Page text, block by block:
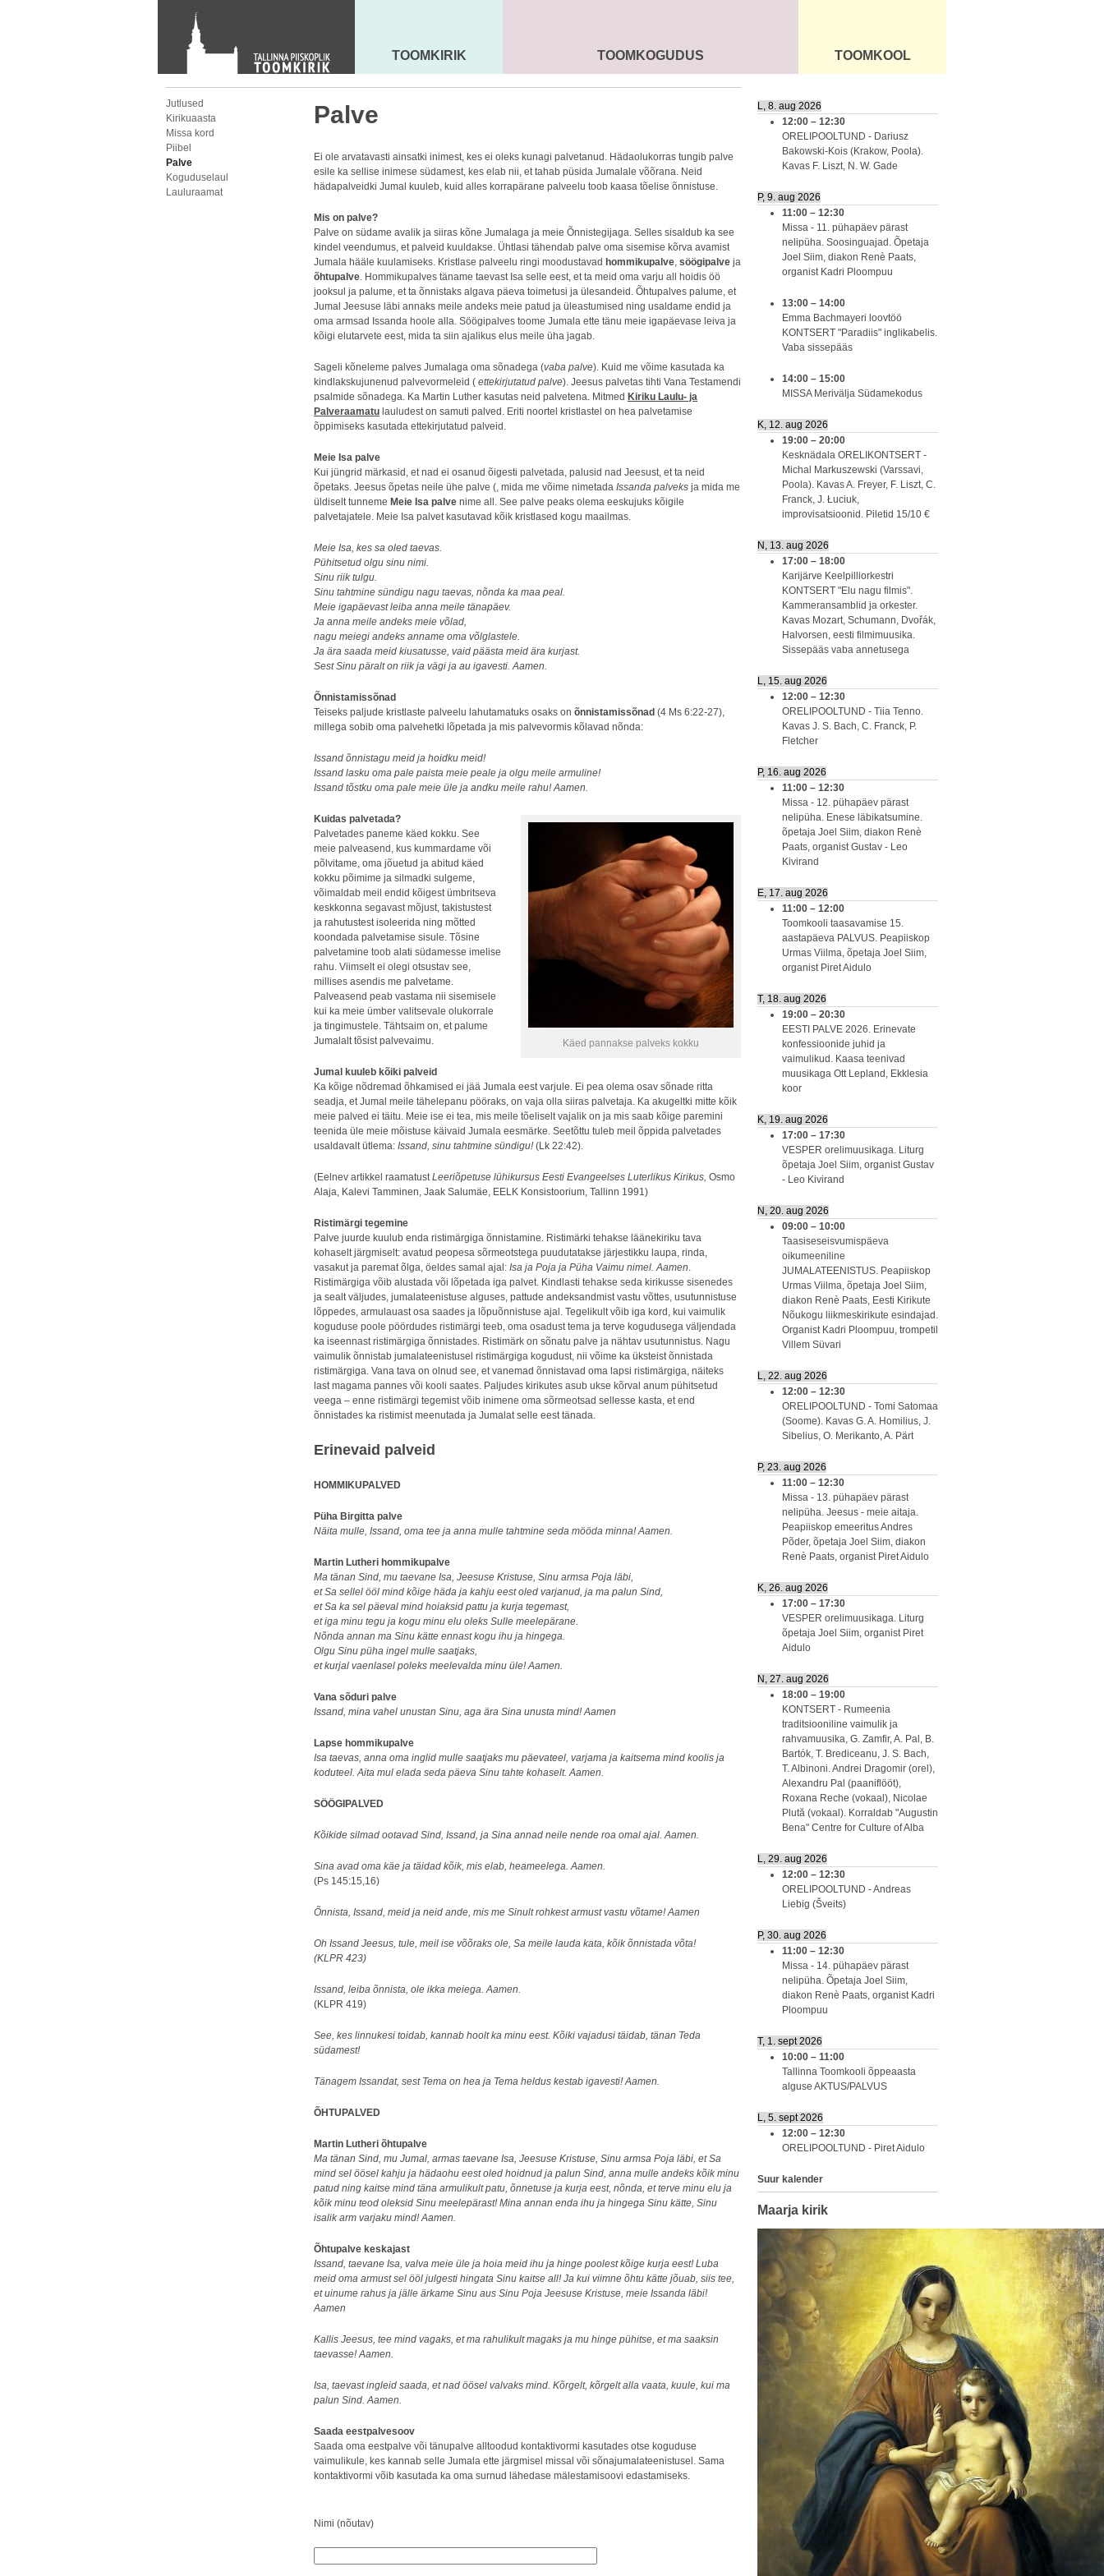
KONTAKT
Toom-Kooli 6, 10130 TALLINN
tallinna.toom@eelk.ee
MAARJA KIRIK
TOOMKIRIK SEENIORID KOGUDUS
TOOMKOGUDUS ÜLDINFO
TOOMKOOL
Jutlused
Kirikuaasta
Missa kord
Piibel
Palve
Koguduselaul
Lauluraamat
Palve
Ei ole arvatavasti ainsatki inimest, kes ei oleks kunagi palvetanud. Hädaolukorras tungib palve
esile ka sellise inimese südamest, kes elab nii, et tahab püsida Jumalale võõrana. Neid
hädapalveidki Jumal kuuleb, kuid alles korrapärane palveelu toob kaasa tõelise õnnistuse.
Mis on palve?
Palve on südame avalik ja siiras kõne Jumalaga ja meie Õnnistegijaga. Selles sisaldub ka see
kindel veendumus, et palveid kuuldakse. Ühtlasi tähendab palve oma sisemise kõrva avamist
Jumala hääle kuulamiseks. Kristlase palveelu ringi moodustavad hommikupalve, söögipalve ja
õhtupalve. Hommikupalves täname taevast Isa selle eest, et ta meid oma varju all hoidis öö
jooksul ja palume, et ta õnnistaks algava päeva toimetusi ja ülesandeid. Õhtupalves palume, et
Jumal Jeesuse läbi annaks meile andeks meie patud ja üleastumised ning usaldame endid ja
oma armsad Issanda hoole alla. Söögipalves toome Jumala ette tänu meie igapäevase leiva ja
kõigi elutarvete eest, mida ta siin ajalikus elus meile üha jagab.
Sageli kõneleme palves Jumalaga oma sõnadega (vaba palve). Kuid me võime kasutada ka
kindlakskujunenud palvevormeleid ( ettekirjutatud palve). Jeesus palvetas tihti Vana Testamendi
psalmide sõnadega. Ka Martin Luther kasutas neid palvetena. Mitmed Kiriku Laulu- ja
Palveraamatu lauludest on samuti palved. Eriti noortel kristlastel on hea palvetamise
õppimiseks kasutada ettekirjutatud palveid.
Meie Isa palve
Kui jüngrid märkasid, et nad ei osanud õigesti palvetada, palusid nad Jeesust, et ta neid
õpetaks. Jeesus õpetas neile ühe palve (, mida me võime nimetada Issanda palveks ja mida me
üldiselt tunneme Meie Isa palve nime all. See palve peaks olema eeskujuks kõigile
palvetajatele. Meie Isa palvet kasutavad kõik kristlased kogu maailmas.
Meie Isa, kes sa oled taevas.
Pühitsetud olgu sinu nimi.
Sinu riik tulgu.
Sinu tahtmine sündigu nagu taevas, nõnda ka maa peal.
Meie igapäevast leiba anna meile tänapäev.
Ja anna meile andeks meie võlad,
nagu meiegi andeks anname oma võlglastele.
Ja ära saada meid kiusatusse, vaid päästa meid ära kurjast.
Sest Sinu päralt on riik ja vägi ja au igavesti. Aamen.
Õnnistamissõnad
Teiseks paljude kristlaste palveelu lahutamatuks osaks on õnnistamissõnad (4 Ms 6:22-27),
millega sobib oma palvehetki lõpetada ja mis palvevormis kõlavad nõnda:
Issand õnnistagu meid ja hoidku meid!
Issand lasku oma pale paista meie peale ja olgu meile armuline!
Issand tõstku oma pale meie üle ja andku meile rahu! Aamen.
Käed pannakse palveks kokku
Kuidas palvetada?
Palvetades paneme käed kokku. See
meie palveasend, kus kummardame või
põlvitame, oma jõuetud ja abitud käed
kokku põimime ja silmadki sulgeme,
võimaldab meil endid kõigest ümbritseva
keskkonna segavast mõjust, takistustest
ja rahutustest isoleerida ning mõtted
koondada palvetamise sisule. Tõsine
palvetamine toob alati südamesse imelise
rahu. Viimselt ei olegi otsustav see,
millises asendis me palvetame.
Palveasend peab vastama nii sisemisele
kui ka meie ümber valitsevale olukorrale
ja tingimustele. Tähtsaim on, et palume
Jumalalt tõsist palvevaimu.
Jumal kuuleb kõiki palveid
Ka kõige nõdremad õhkamised ei jää Jumala eest varjule. Ei pea olema osav sõnade ritta
seadja, et Jumal meile tähelepanu pööraks, on vaja olla siiras palvetaja. Ka akugeltki mitte kõik
meie palved ei täitu. Meie ise ei tea, mis meile tõeliselt vajalik on ja mis saab kõige paremini
teenida üle meie mõistuse käivaid Jumala eesmärke. Seetõttu tuleb meil õppida palvetades
usaldavalt ütlema: Issand, sinu tahtmine sündigu! (Lk 22:42).
(Eelnev artikkel raamatustLeeriõpetuse lühikursus Eesti Evangeelses Luterlikus Kirikus, Osmo
Alaja, Kalevi Tamminen, Jaak Salumäe, EELK Konsistoorium, Tallinn 1991)
Ristimärgi tegemine
Palve juurde kuulub enda ristimärgiga õnnistamine. Ristimärki tehakse läänekiriku tava
kohaselt järgmiselt: avatud peopesa sõrmeotstega puudutatakse järjestikku laupa, rinda,
vasakut ja paremat õlga, öeldes samal ajal: Isa ja Poja ja Püha Vaimu nimel. Aamen.
Ristimärgiga võib alustada või lõpetada iga palvet. Kindlasti tehakse seda kirikusse sisenedes
ja sealt väljudes, jumalateenistuse alguses, pattude andeksandmist vastu võttes, usutunnistuse
lõppedes, armulauast osa saades ja lõpuõnnistuse ajal. Tegelikult võib iga kord, kui vaimulik
koguduse poole pöördudes ristimärgi teeb, oma osadust tema ja terve kogudusega väljendada
ka iseennast ristimärgiga õnnistades. Ristimärk on sõnatu palve ja nähtav usutunnistus. Nagu
vaimulik õnnistab jumalateenistusel ristimärgiga kogudust, nii võime ka üksteist õnnistada
ristimärgiga. Vana tava on olnud see, et vanemad õnnistavad oma lapsi ristimärgiga, näiteks
last magama pannes või kooli saates. Paljudes kirikutes asub ukse kõrval anum pühitsetud
veega – enne ristimärgi tegemist võib inimene oma sõrmeotsad sellesse kasta, et end
õnnistades ka ristimist meenutada ja Jumalat selle eest tänada.
Erinevaid palveid
HOMMIKUPALVED
Püha Birgitta palve
Näita mulle, Issand, oma tee ja anna mulle tahtmine seda mööda minna! Aamen.
Martin Lutheri hommikupalve
Ma tänan Sind, mu taevane Isa, Jeesuse Kristuse, Sinu armsa Poja läbi,
et Sa sellel ööl mind kõige häda ja kahju eest oled varjanud, ja ma palun Sind,
et Sa ka sel päeval mind hoiaksid pattu ja kurja tegemast,
et iga minu tegu ja kogu minu elu oleks Sulle meelepärane.
Nõnda annan ma Sinu kätte ennast kogu ihu ja hingega.
Olgu Sinu püha ingel mulle saatjaks,
et kurjal vaenlasel poleks meelevalda minu üle! Aamen.
Vana sõduri palve
Issand, mina vahel unustan Sinu, aga ära Sina unusta mind! Aamen
Lapse hommikupalve
Isa taevas, anna oma inglid mulle saatjaks mu päevateel, varjama ja kaitsema mind koolis ja
koduteel. Aita mul elada seda päeva Sinu tahte kohaselt. Aamen.
SÖÖGIPALVED
Kõikide silmad ootavad Sind, Issand, ja Sina annad neile nende roa omal ajal. Aamen.
Sina avad oma käe ja täidad kõik, mis elab, heameelega. Aamen.
(Ps 145:15,16)
Õnnista, Issand, meid ja neid ande, mis me Sinult rohkest armust vastu võtame! Aamen
Oh Issand Jeesus, tule, meil ise võõraks ole, Sa meile lauda kata, kõik õnnistada võta!
(KLPR 423)
Issand, leiba õnnista, ole ikka meiega. Aamen.
(KLPR 419)
See, kes linnukesi toidab, kannab hoolt ka minu eest. Kõiki vajadusi täidab, tänan Teda
südamest!
Tänagem Issandat, sest Tema on hea ja Tema heldus kestab igavesti! Aamen.
ÕHTUPALVED
Martin Lutheri õhtupalve
Ma tänan Sind, mu Jumal, armas taevane Isa, Jeesuse Kristuse, Sinu armsa Poja läbi, et Sa
mind sel öösel kahju ja hädaohu eest oled hoidnud ja palun Sind, anna mulle andeks kõik minu
patud ning kaitse mind täna armulikult patu, õnnetuse ja kurja eest, nõnda, et terve minu elu ja
kõik minu teod oleksid Sinu meelepärast! Mina annan enda ihu ja hingega Sinu kätte, Sinu
isalik arm varjaku mind! Aamen.
Õhtupalve keskajast
Issand, taevane Isa, valva meie üle ja hoia meid ihu ja hinge poolest kõige kurja eest! Luba
meid oma armust sel ööl julgesti hingata Sinu kaitse all! Ja kui viimne õhtu kätte jõuab, siis tee,
et uinume rahus ja jälle ärkame Sinu aus Sinu Poja Jeesuse Kristuse, meie Issanda läbi!
Aamen
Kallis Jeesus, tee mind vagaks, et ma rahulikult magaks ja mu hinge pühitse, et ma saaksin
taevasse! Aamen.
Isa, taevast ingleid saada, et nad öösel valvaks mind. Kõrgelt, kõrgelt alla vaata, kuule, kui ma
palun Sind. Aamen.
Saada eestpalvesoov
Saada oma eestpalve või tänupalve alltoodud kontaktivormi kasutades otse koguduse
vaimulikule, kes kannab selle Jumala ette järgmisel missal või sõnajumalateenistusel. Sama
kontaktivormi võib kasutada ka oma surnud lähedase mälestamisoovi edastamiseks.
Nimi (nõutav)
L, 8. aug 2026
12:00 – 12:30
ORELIPOOLTUND - Dariusz
Bakowski-Kois (Krakow, Poola).
Kavas F. Liszt, N. W. Gade
P, 9. aug 2026
11:00 – 12:30
Missa - 11. pühapäev pärast
nelipüha. Soosinguajad. Õpetaja
Joel Siim, diakon Renè Paats,
organist Kadri Ploompuu
13:00 – 14:00
Emma Bachmayeri loovtöö
KONTSERT "Paradiis" inglikabelis.
Vaba sissepääs
14:00 – 15:00
MISSA Merivälja Südamekodus
K, 12. aug 2026
19:00 – 20:00
Kesknädala ORELIKONTSERT -
Michal Markuszewski (Varssavi,
Poola). Kavas A. Freyer, F. Liszt, C.
Franck, J. Łuciuk,
improvisatsioonid. Piletid 15/10 €
N, 13. aug 2026
17:00 – 18:00
Karijärve Keelpilliorkestri
KONTSERT "Elu nagu filmis".
Kammeransamblid ja orkester.
Kavas Mozart, Schumann, Dvořák,
Halvorsen, eesti filmimuusika.
Sissepääs vaba annetusega
L, 15. aug 2026
12:00 – 12:30
ORELIPOOLTUND - Tiia Tenno.
Kavas J. S. Bach, C. Franck, P.
Fletcher
P, 16. aug 2026
11:00 – 12:30
Missa - 12. pühapäev pärast
nelipüha. Enese läbikatsumine.
õpetaja Joel Siim, diakon Renè
Paats, organist Gustav - Leo
Kivirand
E, 17. aug 2026
11:00 – 12:00
Toomkooli taasavamise 15.
aastapäeva PALVUS. Peapiiskop
Urmas Viilma, õpetaja Joel Siim,
organist Piret Aidulo
T, 18. aug 2026
19:00 – 20:30
EESTI PALVE 2026. Erinevate
konfessioonide juhid ja
vaimulikud. Kaasa teenivad
muusikaga Ott Lepland, Ekklesia
koor
K, 19. aug 2026
17:00 – 17:30
VESPER orelimuusikaga. Liturg
õpetaja Joel Siim, organist Gustav
- Leo Kivirand
N, 20. aug 2026
09:00 – 10:00
Taasiseseisvumispäeva
oikumeeniline
JUMALATEENISTUS. Peapiiskop
Urmas Viilma, õpetaja Joel Siim,
diakon Renè Paats, Eesti Kirikute
Nõukogu liikmeskirikute esindajad.
Organist Kadri Ploompuu, trompetil
Villem Süvari
L, 22. aug 2026
12:00 – 12:30
ORELIPOOLTUND - Tomi Satomaa
(Soome). Kavas G. A. Homilius, J.
Sibelius, O. Merikanto, A. Pärt
P, 23. aug 2026
11:00 – 12:30
Missa - 13. pühapäev pärast
nelipüha. Jeesus - meie aitaja.
Peapiiskop emeeritus Andres
Põder, õpetaja Joel Siim, diakon
Renè Paats, organist Piret Aidulo
K, 26. aug 2026
17:00 – 17:30
VESPER orelimuusikaga. Liturg
õpetaja Joel Siim, organist Piret
Aidulo
N, 27. aug 2026
18:00 – 19:00
KONTSERT - Rumeenia
traditsiooniline vaimulik ja
rahvamuusika, G. Zamfir, A. Pal, B.
Bartók, T. Brediceanu, J. S. Bach,
T. Albinoni. Andrei Dragomir (orel),
Alexandru Pal (paaniflööt),
Roxana Reche (vokaal), Nicolae
Plută (vokaal). Korraldab "Augustin
Bena" Centre for Culture of Alba
L, 29. aug 2026
12:00 – 12:30
ORELIPOOLTUND - Andreas
Liebig (Šveits)
P, 30. aug 2026
11:00 – 12:30
Missa - 14. pühapäev pärast
nelipüha. Õpetaja Joel Siim,
diakon Renè Paats, organist Kadri
Ploompuu
T, 1. sept 2026
10:00 – 11:00
Tallinna Toomkooli õppeaasta
alguse AKTUS/PALVUS
L, 5. sept 2026
12:00 – 12:30
ORELIPOOLTUND - Piret Aidulo
Suur kalender
Maarja kirik